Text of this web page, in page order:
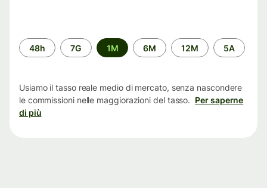
Periodo
di
48h 7G 1M 6M 12M 5A
Usiamo il tasso reale medio di mercato, senza nascondere
le commissioni nelle maggiorazioni del tasso. Per saperne
di più